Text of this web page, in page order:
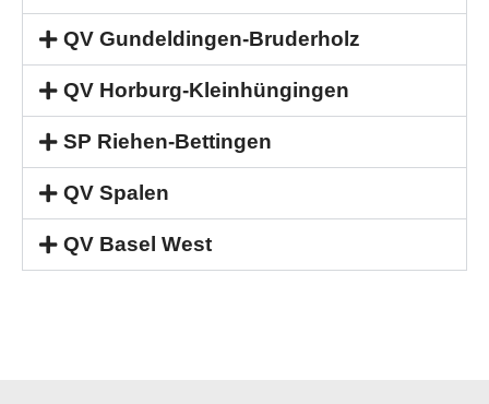
QV Gundeldingen-Bruderholz
QV Horburg-Kleinhüngingen
SP Riehen-Bettingen
QV Spalen
QV Basel West